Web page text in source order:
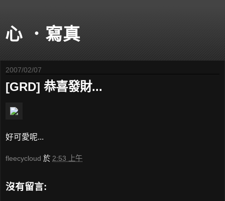
心 ．寫真
2007/02/07
[GRD] 恭喜發財...
好可愛呢...
fleecycloud 於 2:53 上午
沒有留言: